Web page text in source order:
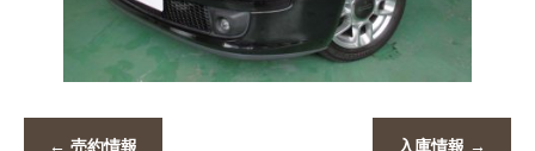
← 売約情報 入庫情報 →